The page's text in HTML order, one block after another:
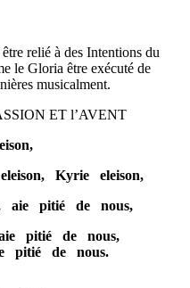
relié à des Intentions du
le Gloria être exécuté de
musicalment.
ET l’AVENT
Kyrie eleison,
aie pitié de nous,
pitié de nous,
pitié de nous.